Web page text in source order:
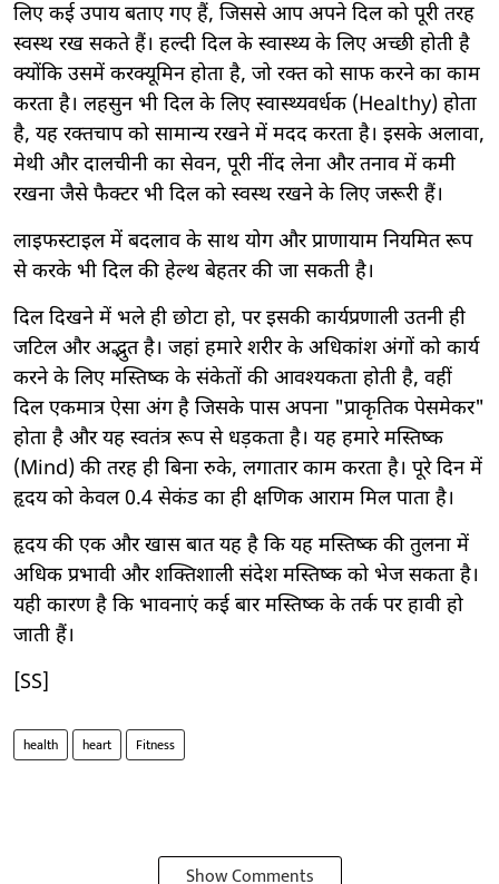
लिए कई उपाय बताए गए हैं, जिससे आप अपने दिल को पूरी तरह
स्वस्थ रख सकते हैं। हल्दी दिल के स्वास्थ्य के लिए अच्छी होती है
क्योंकि उसमें करक्यूमिन होता है, जो रक्त को साफ करने का काम
करता है। लहसुन भी दिल के लिए स्वास्थ्यवर्धक (Healthy) होता
है, यह रक्तचाप को सामान्य रखने में मदद करता है। इसके अलावा,
मेथी और दालचीनी का सेवन, पूरी नींद लेना और तनाव में कमी
रखना जैसे फैक्टर भी दिल को स्वस्थ रखने के लिए जरूरी हैं।
लाइफस्टाइल में बदलाव के साथ योग और प्राणायाम नियमित रूप
से करके भी दिल की हेल्थ बेहतर की जा सकती है।
दिल दिखने में भले ही छोटा हो, पर इसकी कार्यप्रणाली उतनी ही
जटिल और अद्भुत है। जहां हमारे शरीर के अधिकांश अंगों को कार्य
करने के लिए मस्तिष्क के संकेतों की आवश्यकता होती है, वहीं
दिल एकमात्र ऐसा अंग है जिसके पास अपना "प्राकृतिक पेसमेकर"
होता है और यह स्वतंत्र रूप से धड़कता है। यह हमारे मस्तिष्क
(Mind) की तरह ही बिना रुके, लगातार काम करता है। पूरे दिन में
हृदय को केवल 0.4 सेकंड का ही क्षणिक आराम मिल पाता है।
हृदय की एक और खास बात यह है कि यह मस्तिष्क की तुलना में
अधिक प्रभावी और शक्तिशाली संदेश मस्तिष्क को भेज सकता है।
यही कारण है कि भावनाएं कई बार मस्तिष्क के तर्क पर हावी हो
जाती हैं।
[SS]
health heart Fitness
Show Comments